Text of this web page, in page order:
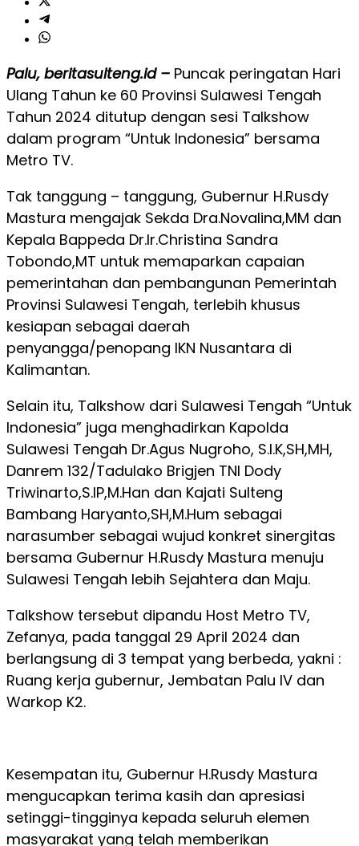
Palu, beritasulteng.id – Puncak peringatan Hari
Ulang Tahun ke 60 Provinsi Sulawesi Tengah
Tahun 2024 ditutup dengan sesi Talkshow
dalam program “Untuk Indonesia” bersama
Metro TV.
Tak tanggung – tanggung, Gubernur H.Rusdy
Mastura mengajak Sekda Dra.Novalina,MM dan
Kepala Bappeda Dr.Ir.Christina Sandra
Tobondo,MT untuk memaparkan capaian
pemerintahan dan pembangunan Pemerintah
Provinsi Sulawesi Tengah, terlebih khusus
kesiapan sebagai daerah
penyangga/penopang IKN Nusantara di
Kalimantan.
Selain itu, Talkshow dari Sulawesi Tengah “Untuk
Indonesia” juga menghadirkan Kapolda
Sulawesi Tengah Dr.Agus Nugroho, S.I.K,SH,MH,
Danrem 132/Tadulako Brigjen TNI Dody
Triwinarto,S.IP,M.Han dan Kajati Sulteng
Bambang Haryanto,SH,M.Hum sebagai
narasumber sebagai wujud konkret sinergitas
bersama Gubernur H.Rusdy Mastura menuju
Sulawesi Tengah lebih Sejahtera dan Maju.
Talkshow tersebut dipandu Host Metro TV,
Zefanya, pada tanggal 29 April 2024 dan
berlangsung di 3 tempat yang berbeda, yakni :
Ruang kerja gubernur, Jembatan Palu IV dan
Warkop K2.
Kesempatan itu, Gubernur H.Rusdy Mastura
mengucapkan terima kasih dan apresiasi
setinggi-tingginya kepada seluruh elemen
masyarakat yang telah memberikan